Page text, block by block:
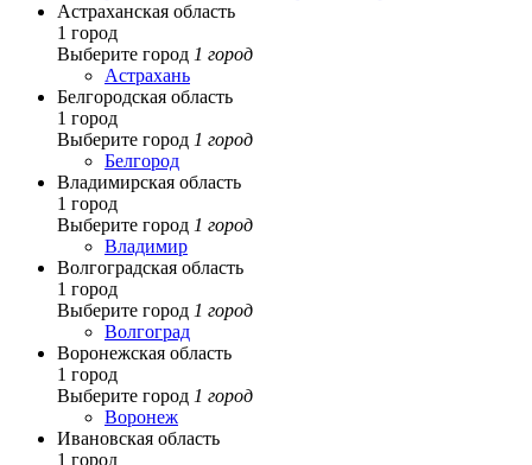
Астраханская область
1 город
Выберите город 1 город
Астрахань
Белгородская область
1 город
Выберите город 1 город
Белгород
Владимирская область
1 город
Выберите город 1 город
Владимир
Волгоградская область
1 город
Выберите город 1 город
Волгоград
Воронежская область
1 город
Выберите город 1 город
Воронеж
Ивановская область
1 город